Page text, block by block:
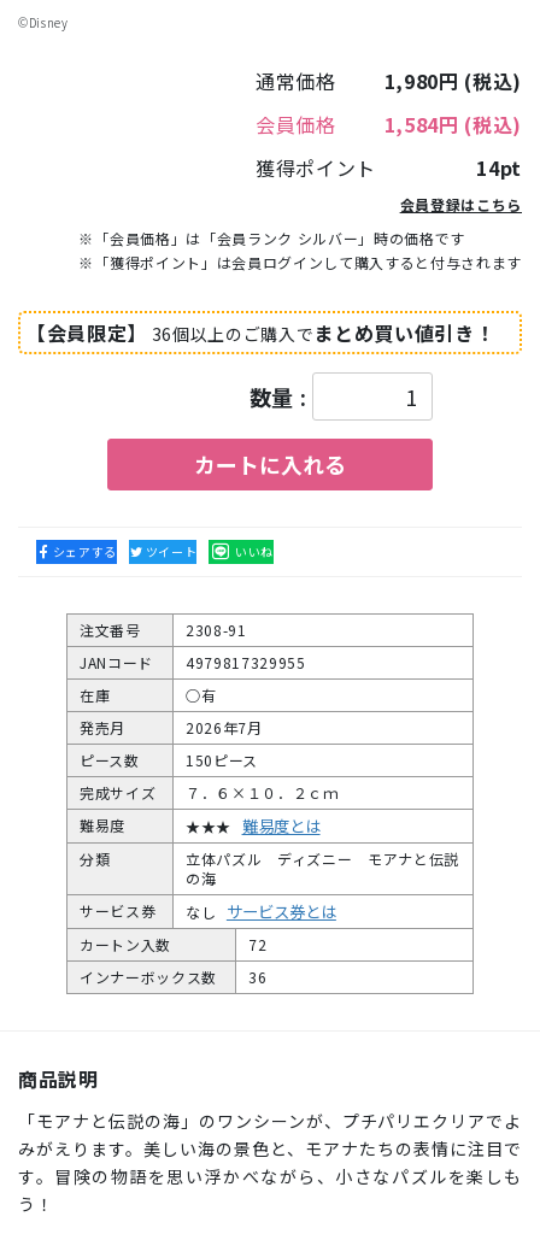
©︎Disney
通常価格 1,980円 (税込)
会員価格
1,584円 (税込)
獲得ポイント
14pt
会員登録はこちら
※「会員価格」は「会員ランク シルバー」時の価格です
※「獲得ポイント」は会員ログインして購入すると付与されます
【会員限定】 36個以上のご購入で まとめ買い値引き！
数量 :
カートに入れる
シェアする ツイート いいね
注文番号
2308-91
JANコード
4979817329955
在庫
○有
発売月
2026年7月
ピース数
150ピース
完成サイズ
７．６×１０．２ｃｍ
難易度
★★★ 難易度とは
分類
立体パズル ディズニー モアナと伝説
の海
サービス券
なし サービス券とは
カートン入数
72
インナーボックス数
36
商品説明
「モアナと伝説の海」のワンシーンが、プチパリエクリアでよ
みがえります。美しい海の景色と、モアナたちの表情に注目で
す。冒険の物語を思い浮かべながら、小さなパズルを楽しも
う！